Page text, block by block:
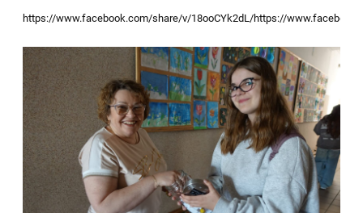
https://www.facebook.com/share/v/18ooCYk2dL/https://